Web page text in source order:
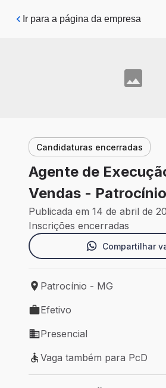
Pular para o conteúdo principal
Ir para a página da empresa
Candidaturas encerradas
Agente de
Vendas - Patrocínio
Publicada em 14 de abril de
Inscrições encerradas
Compartilhar
Local de trabalho: Patrocínio -
Patrocínio - MG
Tipo de vaga: Efetivo
Efetivo
Modelo de trabalho: Presencial
Presencial
Vaga também para PcD
Vaga também para PcD